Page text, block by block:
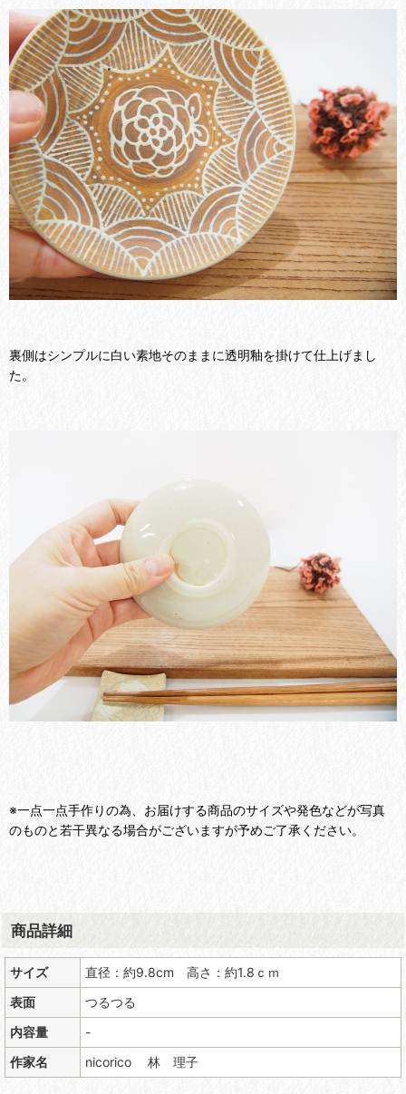
裏側はシンプルに白い素地そのままに透明釉を掛けて仕上げまし
た。
※一点一点手作りの為、お届けする商品のサイズや発色などが写真
のものと若干異なる場合がございますが予めご了承ください。
商品詳細
サイズ
直径：約9.8cm 高さ：約1.8ｃｍ
表面
つるつる
内容量
-
作家名
nicorico 林 理子